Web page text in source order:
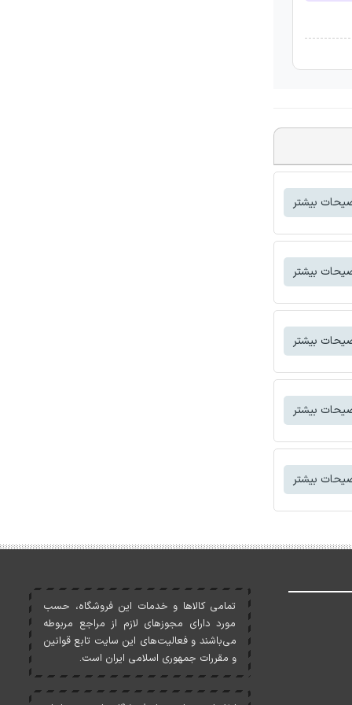
بیشتر
بیشتر
بیشتر
بیشتر
بیشتر
تمامی کالاها و خدمات اين فروشگاه، حسب
مورد دارای مجوزهای لازم از مراجع مربوطه
می‌باشند و فعاليت‌های اين سايت تابع قوانين
و مقررات جمهوری اسلامی ايران است.